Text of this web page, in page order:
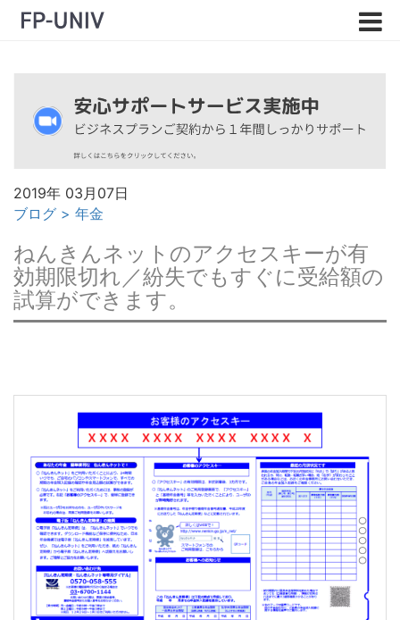
2019年 03月07日
ブログ > 年金
ねんきんネットのアクセスキーが有
効期限切れ／紛失でもすぐに受給額の
試算ができます。